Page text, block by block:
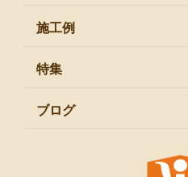
施工例
特集
ブログ